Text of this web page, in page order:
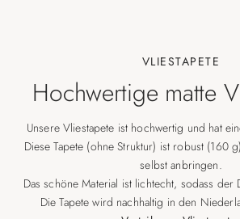
VLIESTAPETE
Hochwertige matte
Unsere Vliestapete ist hochwertig und hat
Diese Tapete (ohne Struktur) ist robust (160
selbst anbringen.
Das schöne Material ist lichtecht, sodass der
Die Tapete wird nachhaltig in den